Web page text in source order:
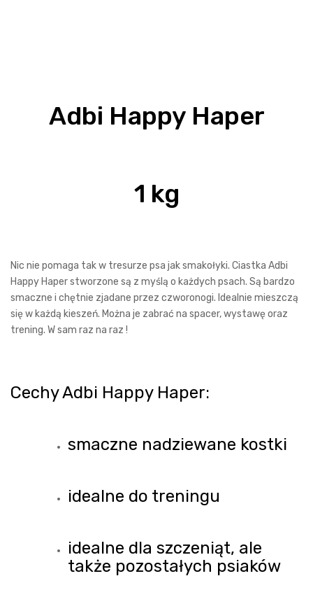
Adbi Happy Haper
1 kg
Nic nie pomaga tak w tresurze psa jak smakołyki. Ciastka Adbi
Happy Haper stworzone są z myślą o każdych psach. Są bardzo
smaczne i chętnie zjadane przez czworonogi. Idealnie mieszczą
się w każdą kieszeń. Można je zabrać na spacer, wystawę oraz
trening. W sam raz na raz !
Cechy Adbi Happy Haper:
smaczne nadziewane kostki
idealne do treningu
idealne dla szczeniąt, ale
także pozostałych psiaków